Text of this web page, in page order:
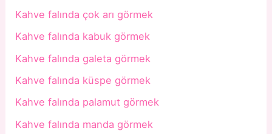
Kahve falında çok arı görmek
Kahve falında kabuk görmek
Kahve falında galeta görmek
Kahve falında küspe görmek
Kahve falında palamut görmek
Kahve falında manda görmek